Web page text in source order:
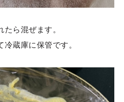
ら混ぜます。
冷蔵庫に保管です。